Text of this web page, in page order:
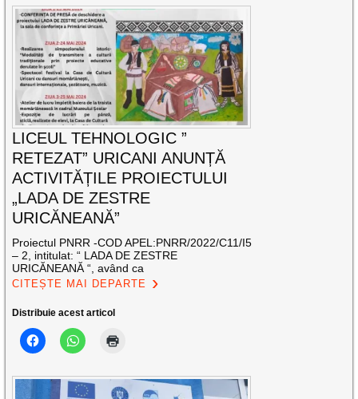
LICEUL TEHNOLOGIC ”
RETEZAT” URICANI ANUNȚĂ
ACTIVITĂȚILE PROIECTULUI
„LADA DE ZESTRE
URICĂNEANĂ”
Proiectul PNRR -COD APEL:PNRR/2022/C11/I5
– 2, intitulat: “ LADA DE ZESTRE
URICĂNEANĂ “, având ca
CITEȘTE MAI DEPARTE
Distribuie acest articol